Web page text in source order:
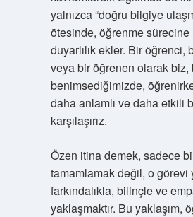
yalnızca “doğru bilgiye
ötesinde, öğrenme sürecine
duyarlılık ekler. Bir öğrenci,
veya bir öğrenen olarak biz,
benimsediğimizde,
daha anlamlı ve daha etkili
karşılaşırız.
Özen itina demek, sadece
tamamlamak değil, o görevi
farkındalıkla, bilinçle ve
yaklaşmaktır. Bu yaklaşım,